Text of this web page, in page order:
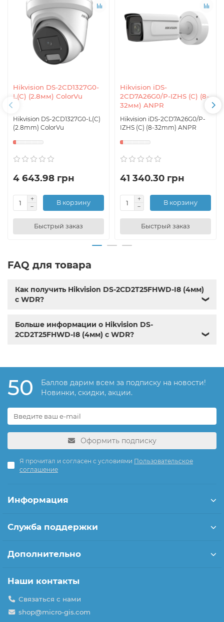
Hikvision DS-2CD1327G0-
L(C) (2.8мм) ColorVu
Hikvision DS-2CD1327G0-L(C)
(2.8mm) ColorVu
4 643.98 грн
В корзину
Быстрый заказ
Hikvision iDS-
2CD7A26G0/P-IZHS (C) (8-
32мм) ANPR
Hikvision iDS-2CD7A26G0/P-
IZHS (C) (8-32mm) ANPR
41 340.30 грн
В корзину
Быстрый заказ
FAQ для товара
Как получить Hikvision DS-2CD2T25FHWD-I8 (4мм)
с WDR?
❯
Больше информации о Hikvision DS-
2CD2T25FHWD-I8 (4мм) с WDR?
❯
50
Баллов дарим всем за подписку на новости!
Новинки, скидки, акции.
Оформить подписку
Я прочитал и согласен с условиями Пользовательское
соглашение
Информация
Служба поддержки
Дополнительно
Наши контакты
Связаться с нами
shop@micro-gis.com